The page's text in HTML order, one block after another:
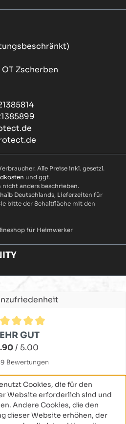
Zscherben
Alle Preise inkl. gesetzl.
und ggf.
nicht anders beschrieben.
Deutschlands, Lieferzeiten für
bitte der Schaltfläche mit den
für Heimwerker
von 4.9 von 5 Sternen
GUT
/ 5.00
Bewertungen
Cookies, die für den
Website erforderlich sind und
Andere Cookies, die den
dieser Website erhöhen, der